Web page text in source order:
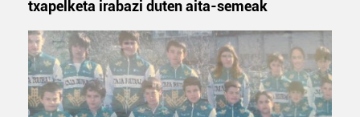
zerbitzuak hobetzeko asmoz, cookie teknologiaz
baliatzen gara. Ohar hau onartuz gero, teknologia hori
erabiltzeko baimen esplizitua ematen diguzu.Gehiago
irakurri
txapelketa irabazi duten aita-semeak